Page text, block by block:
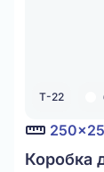
Т-22
Коробка